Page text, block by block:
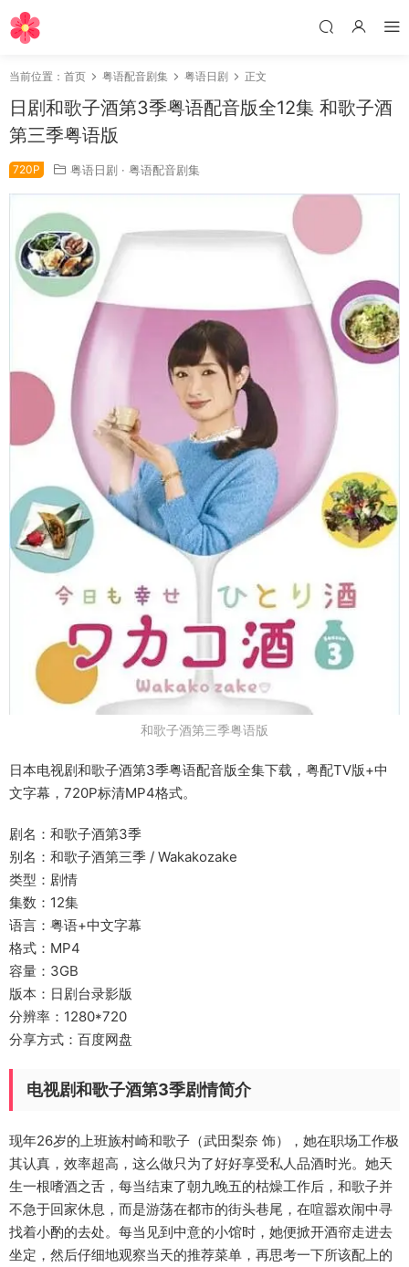
当前位置： 首页 粤语配音剧集 粤语日剧 正文
日剧和歌子酒第3季粤语配音版全12集 和歌子酒
第三季粤语版
720P 粤语日剧 · 粤语配音剧集
和歌子酒第三季粤语版
日本电视剧和歌子酒第3季粤语配音版全集下载，粤配TV版+中
文字幕，720P标清MP4格式。
剧名：和歌子酒第3季
别名：和歌子酒第三季 / Wakakozake
类型：剧情
集数：12集
语言：粤语+中文字幕
格式：MP4
容量：3GB
版本：日剧台录影版
分辨率：1280*720
分享方式：百度网盘
电视剧和歌子酒第3季剧情简介
现年26岁的上班族村崎和歌子（武田梨奈 饰），她在职场工作极
其认真，效率超高，这么做只为了好好享受私人品酒时光。她天
生一根嗜酒之舌，每当结束了朝九晚五的枯燥工作后，和歌子并
不急于回家休息，而是游荡在都市的街头巷尾，在喧嚣欢闹中寻
找着小酌的去处。每当见到中意的小馆时，她便掀开酒帘走进去
坐定，然后仔细地观察当天的推荐菜单，再思考一下所该配上的